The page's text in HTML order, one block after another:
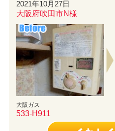
2021年10月27日
大阪府吹田市N様
大阪ガス
533-H911